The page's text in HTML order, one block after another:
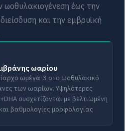
έως την
και την εμβρυϊκή
ωαρίου
ωμέγα-3 στο ωοθυλακικό
των ωαρίων. Υψηλότερες
συσχετίζονται με βελτιωμένη
βαθμολογίες μορφολογίας